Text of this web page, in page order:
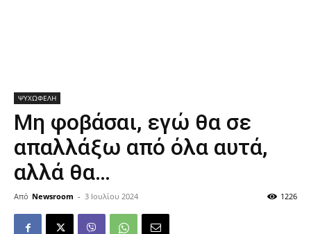
ΨΥΧΩΦΕΛΗ
Μη φοβάσαι, εγώ θα σε
απαλλάξω από όλα αυτά,
αλλά θα…
Από Newsroom - 3 Ιουλίου 2024 1226